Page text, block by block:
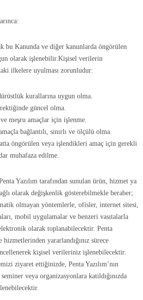
bu Kanunda ve diğer kanunlarda öngörülen
olarak işlenebilir.Kişisel verilerin
ilkelere uyulması zorunludur:
kurallarına uygun olma.
güncel olma.
meşru amaçlar için işlenme.
bağlantılı, sınırlı ve ölçülü olma.
öngörülen veya işlendikleri amaç için gerekli
muhafaza edilme.
Yazılım tarafından sunulan ürün, hizmet ya
olarak değişkenlik gösterebilmekle beraber;
olmayan yöntemlerle, ofisler, internet sitesi,
mobil uygulamalar ve benzeri vasıtalarla
olarak toplanabilecektir. Penta
hizmetlerinden yararlandığınız sürece
kişisel verileriniz işlenebilecektir.
ziyaret ettiğinizde, Penta Yazılım’nın
veya organizasyonlara katıldığınızda